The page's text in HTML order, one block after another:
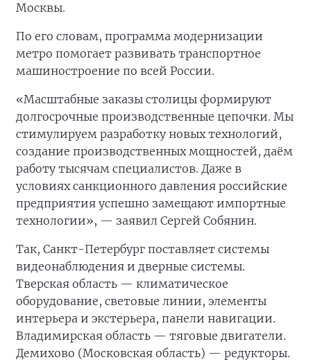
Москвы.
По его словам, программа модернизации
метро помогает развивать транспортное
машиностроение по всей России.
«Масштабные заказы столицы формируют
долгосрочные производственные цепочки. Мы
стимулируем разработку новых технологий,
создание производственных мощностей, даём
работу тысячам специалистов. Даже в
условиях санкционного давления российские
предприятия успешно замещают импортные
технологии», — заявил Сергей Собянин.
Так, Санкт-Петербург поставляет системы
видеонаблюдения и дверные системы.
Тверская область — климатическое
оборудование, световые линии, элементы
интерьера и экстерьера, панели навигации.
Владимирская область — тяговые двигатели.
Демихово (Московская область) — редукторы.